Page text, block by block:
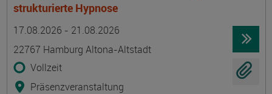
strukturierte Hypnose
17.08.2026 - 21.08.2026
22767 Hamburg Altona-Altstadt
Vollzeit
Präsenzveranstaltung